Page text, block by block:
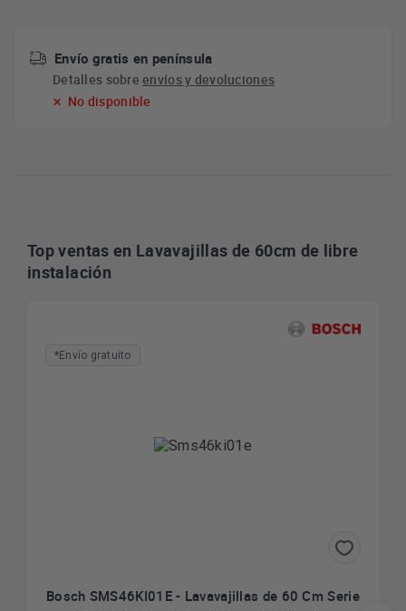
Envío gratis en península
Detalles sobreenvíos y devoluciones
No disponible
Top ventas en Lavavajillas de 60cm de libre
instalación
*Envío gratuito
Bosch SMS46KI01E - Lavavajillas de 60 Cm Serie